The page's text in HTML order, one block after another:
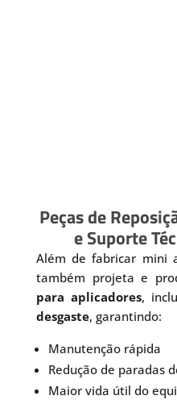
Peças de
e Suporte
Além de fabricar mini
também projeta e
para aplicadores,
desgaste, garantindo:
Manutenção rápida
Redução de paradas
Maior vida útil do